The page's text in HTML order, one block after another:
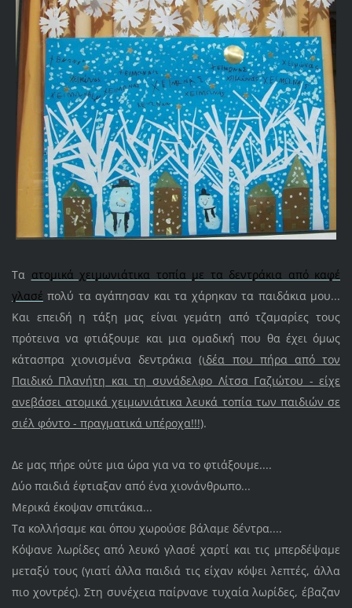
Τα ατομικά χειμωνιάτικα τοπία με τα δεντράκια από καφέ
γλασέ πολύ τα αγάπησαν και τα χάρηκαν τα παιδάκια μου...
Και επειδή η τάξη μας είναι γεμάτη από τζαμαρίες τους
πρότεινα να φτιάξουμε και μια ομαδική που θα έχει όμως
κάτασπρα χιονισμένα δεντράκια(ιδέα που πήρα από τον
Παιδικό Πλανήτη και τη συνάδελφο Λίτσα Γαζιώτου - είχε
ανεβάσει ατομικά χειμωνιάτικα λευκά τοπία των παιδιών σε
σιέλ φόντο - πραγματικά υπέροχα!!!).
Δε μας πήρε ούτε μια ώρα για να το φτιάξουμε....
Δύο παιδιά έφτιαξαν από ένα χιονάνθρωπο...
Μερικά έκοψαν σπιτάκια...
Τα κολλήσαμε και όπου χωρούσε βάλαμε δέντρα....
Κόψανε λωρίδες από λευκό γλασέ χαρτί και τις μπερδέψαμε
μεταξύ τους (γιατί άλλα παιδιά τις είχαν κόψει λεπτές, άλλα
πιο χοντρές). Στη συνέχεια παίρνανε τυχαία λωρίδες, έβαζαν